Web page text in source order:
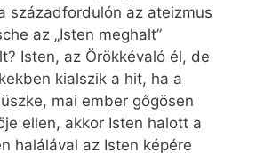
századfordulón az ateizmus
az „Isten meghalt”
Isten, az Örökkévaló él, de
kialszik a hit, ha a
mai ember gőgösen
ellen, akkor Isten halott a
halálával az Isten képére